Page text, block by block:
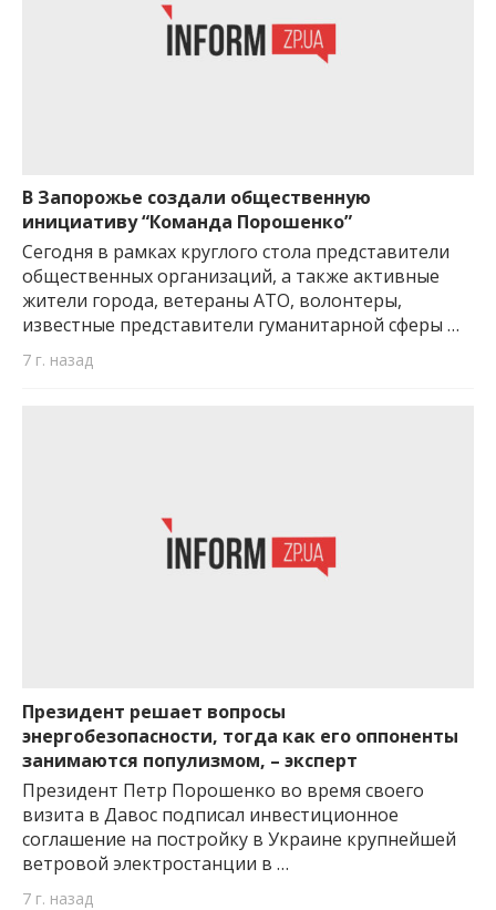
В Запорожье создали общественную
инициативу “Команда Порошенко”
Сегодня в рамках круглого стола представители
общественных организаций, а также активные
жители города, ветераны АТО, волонтеры,
известные представители гуманитарной сферы …
7 г. назад
Президент решает вопросы
энергобезопасности, тогда как его оппоненты
занимаются популизмом, – эксперт
Президент Петр Порошенко во время своего
визита в Давос подписал инвестиционное
соглашение на постройку в Украине крупнейшей
ветровой электростанции в …
7 г. назад